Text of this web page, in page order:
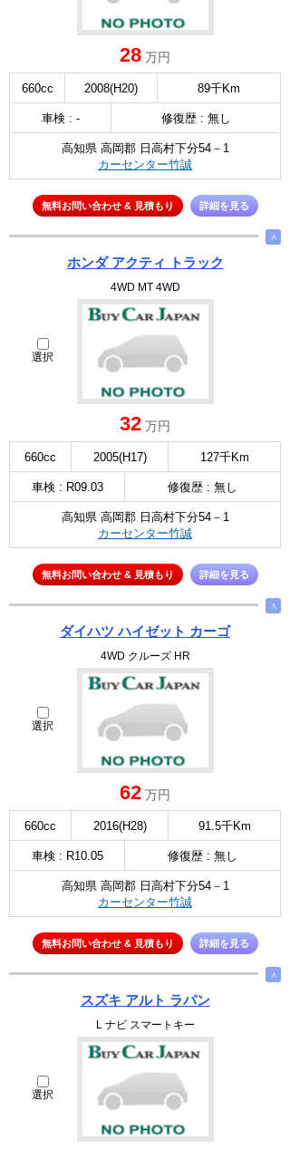
28 万円
660cc 2008(H20) 89千Km
車検 : - 修復歴 : 無し
高知県 高岡郡 日高村下分54－1
カーセンター竹誠
無料お問い合わせ & 見積もり 詳細を見る
∧
ホンダ アクティ トラック
4WD MT 4WD
選択
32 万円
660cc 2005(H17) 127千Km
車検 : R09.03 修復歴 : 無し
高知県 高岡郡 日高村下分54－1
カーセンター竹誠
無料お問い合わせ & 見積もり 詳細を見る
∧
ダイハツ ハイゼット カーゴ
4WD クルーズ HR
選択
62 万円
660cc 2016(H28) 91.5千Km
車検 : R10.05 修復歴 : 無し
高知県 高岡郡 日高村下分54－1
カーセンター竹誠
無料お問い合わせ & 見積もり 詳細を見る
∧
スズキ アルト ラパン
L ナビ スマートキー
選択